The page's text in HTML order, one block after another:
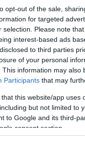
opt-out of the sale,
for targeted
selection. Please note
interest-based ads
to third parties
of your personal
This information may
Participants that may
that this website/app
but not limited to
to Google and its third-
consent section.
του
για το